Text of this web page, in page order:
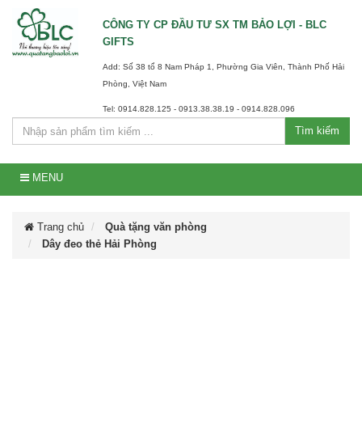
CÔNG TY CP ĐẦU TƯ SX TM BẢO LỢI - BLC
GIFTS
Add: Số 38 tổ 8 Nam Pháp 1, Phường Gia Viên, Thành Phố Hải
Phòng, Việt Nam
Tel: 0914.828.125 - 0913.38.38.19 - 0914.828.096
Tìm kiếm
MENU
Trang chủ
Quà tặng văn phòng
Dây đeo thẻ Hải Phòng